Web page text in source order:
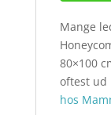
Mange
80×100
oftest ud
hos